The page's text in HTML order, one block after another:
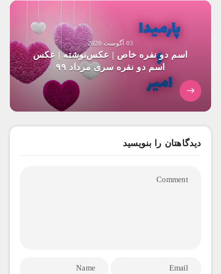
03 آگوست 2020
اسم دو نفره خاص | عکس‌نوشته | عکس
اسم دو نفره سری مرداد ۹۹
دیدگاهتان را بنویسید